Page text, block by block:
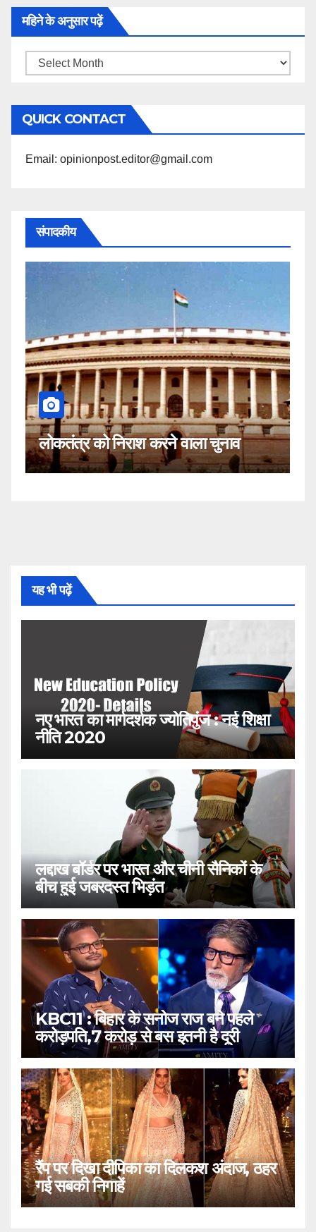
महिने के अनुसार पढ़ें
महिने
अनुसार
पढ़ें
QUICK CONTACT
Email: opinionpost.editor@gmail.com
संपादकीय
निराश करने वाला चुनाव
कहीं यह सीजेआई
नहीं!
यह भी पढ़ें
नए भारत का मार्गदर्शक ज्योतिपुंज : नई शिक्षा
नीति 2020
लद्दाख बॉर्डर पर भारत और चीनी सैनिकों के
बीच हुई जबरदस्त भिड़ंत
KBC11 : बिहार के सनोज राज बने पहले
करोड़पति,7 करोड़ से बस इतनी है दूरी
रैंप पर दिखा दीपिका का दिलकश अंदाज, ठहर
गई सबकी निगाहें